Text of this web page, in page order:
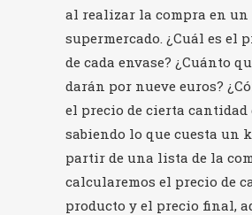
al realizar la compra en un
supermercado. ¿Cuál es el
de cada envase? ¿Cuánto
darán por nueve euros?
el precio de cierta cantidad
sabiendo lo que cuesta un
partir de una lista de la
calcularemos el precio de
producto y el precio final,